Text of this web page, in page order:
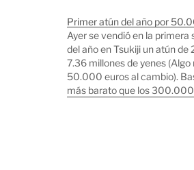
Primer atún del año por
Ayer se vendió en la primera
del año en Tsukiji un atún de
7.36 millones de yenes (Algo
50.000 euros al cambio).
más barato que los 300.000